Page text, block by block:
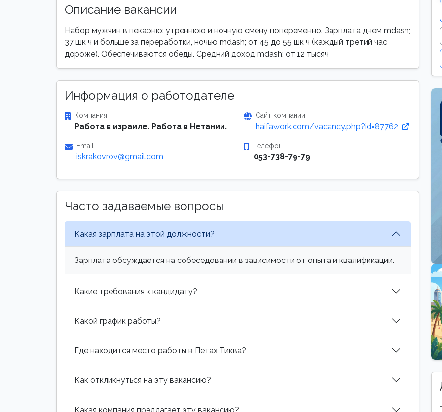
Описание вакансии
Набор мужчин в пекарню: утреннюю и ночную смену попеременно. Зарплата днем mdash;
37 шк ч и больше за переработки, ночью mdash; от 45 до 55 шк ч (каждый третий час
дороже). Обеспечиваются обеды. Средний доход mdash; от 12 тысяч
Информация о работодателе
Компания
Работа в израиле. Работа в Нетании.
Сайт компании
haifawork.com/vacancy.php?id=87762
Email
iskrakovrov@gmail.com
Телефон
053-738-79-79
Часто задаваемые вопросы
Какая зарплата на этой должности?
Зарплата обсуждается на собеседовании в зависимости от опыта и квалификации.
Какие требования к кандидату?
Какой график работы?
Где находится место работы в Петах Тиква?
Как откликнуться на эту вакансию?
Какая компания предлагает эту вакансию?